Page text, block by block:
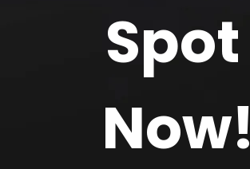
Spot
Now!